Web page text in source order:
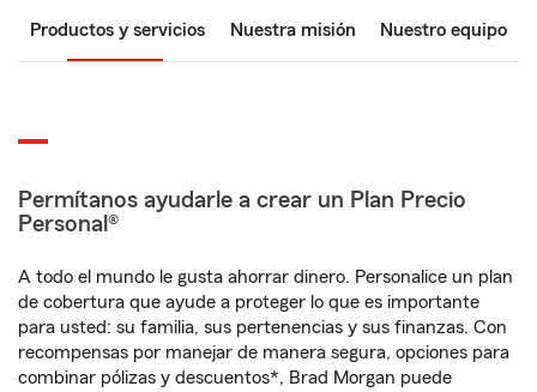
Productos y servicios Nuestra misión Nuestro equipo
Permítanos ayudarle a crear un Plan Precio
Personal®
A todo el mundo le gusta ahorrar dinero. Personalice un plan
de cobertura que ayude a proteger lo que es importante
para usted: su familia, sus pertenencias y sus finanzas. Con
recompensas por manejar de manera segura, opciones para
combinar pólizas y descuentos*, Brad Morgan puede